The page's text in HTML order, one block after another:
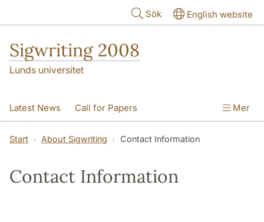
Sök English website
Sigwriting 2008
Lunds universitet
Latest News Call for Papers
Submit a Proposal Presentation Formats
About Sigwriting
Mer
Start About Sigwriting Contact Information
Contact Information